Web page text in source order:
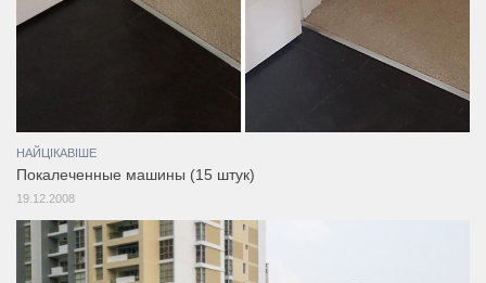
НАЙЦІКАВІШЕ
Покалеченные машины (15 штук)
19.12.2008